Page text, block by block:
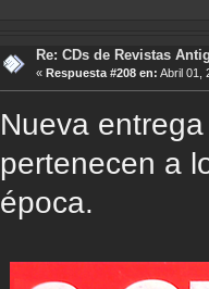
Re: CDs de Revistas
« Respuesta #208 en: Abril 01,
Nueva
pertenecen a
época.